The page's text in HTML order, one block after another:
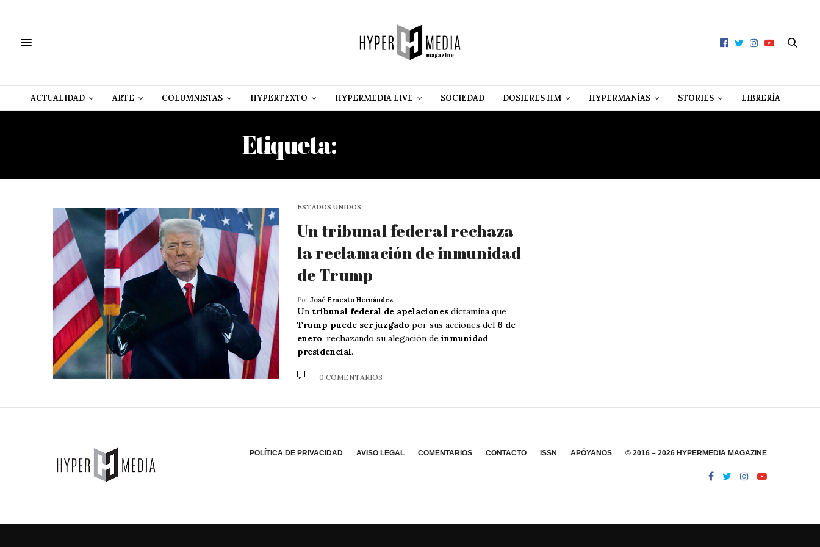
ACTUALIDAD ARTE COLUMNISTAS HYPERTEXTO HYPERMEDIA LIVE SOCIEDAD DOSIERES HM HYPERMANÍAS STORIES LIBRERÍA
Etiqueta:
ESTADOS UNIDOS
Un tribunal federal rechaza
la reclamación de inmunidad
de Trump
Por José Ernesto Hernández
Un tribunal federal de apelaciones dictamina que
Trump puede ser juzgado por sus acciones del 6 de
enero, rechazando su alegación de inmunidad
presidencial.
0 COMENTARIOS
POLÍTICA DE PRIVACIDAD AVISO LEGAL COMENTARIOS CONTACTO ISSN APÓYANOS © 2016 – 2026 HYPERMEDIA MAGAZINE